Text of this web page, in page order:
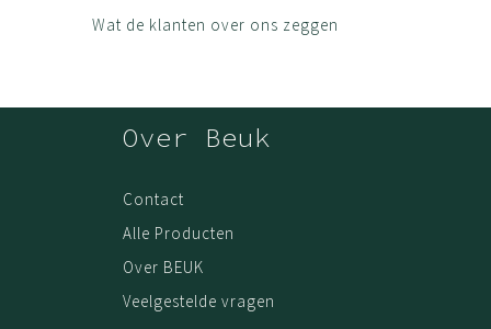
spaanplaat en volledige melamine coating, kun je met
online. Als bewijs van aankoop is de oorspronkelijke
Wat de klanten over ons zeggen
Over Beuk
Contact
Alle Producten
Over BEUK
Veelgestelde vragen